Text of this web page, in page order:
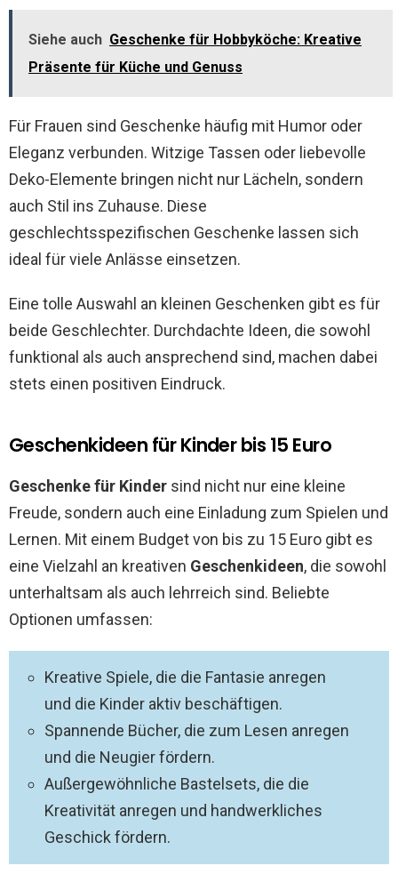
Siehe auch Geschenke für Hobbyköche: Kreative
Präsente für Küche und Genuss
Für Frauen sind Geschenke häufig mit Humor oder
Eleganz verbunden. Witzige Tassen oder liebevolle
Deko-Elemente bringen nicht nur Lächeln, sondern
auch Stil ins Zuhause. Diese
geschlechtsspezifischen Geschenke lassen sich
ideal für viele Anlässe einsetzen.
Eine tolle Auswahl an kleinen Geschenken gibt es für
beide Geschlechter. Durchdachte Ideen, die sowohl
funktional als auch ansprechend sind, machen dabei
stets einen positiven Eindruck.
Geschenkideen für Kinder bis 15 Euro
Geschenke für Kinder sind nicht nur eine kleine
Freude, sondern auch eine Einladung zum Spielen und
Lernen. Mit einem Budget von bis zu 15 Euro gibt es
eine Vielzahl an kreativen Geschenkideen, die sowohl
unterhaltsam als auch lehrreich sind. Beliebte
Optionen umfassen:
Kreative Spiele, die die Fantasie anregen
und die Kinder aktiv beschäftigen.
Spannende Bücher, die zum Lesen anregen
und die Neugier fördern.
Außergewöhnliche Bastelsets, die die
Kreativität anregen und handwerkliches
Geschick fördern.